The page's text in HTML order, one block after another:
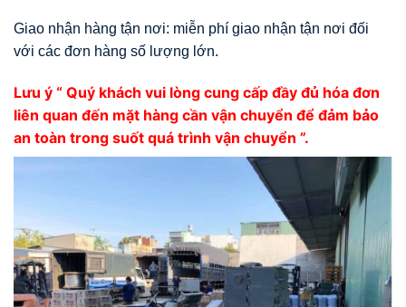
Giao nhận hàng tận nơi: miễn phí giao nhận tận nơi đối
với các đơn hàng số lượng lớn.
Lưu ý “ Quý khách vui lòng cung cấp đầy đủ hóa đơn
liên quan đến mặt hàng cần vận chuyển để đảm bảo
an toàn trong suốt quá trình vận chuyển ”.